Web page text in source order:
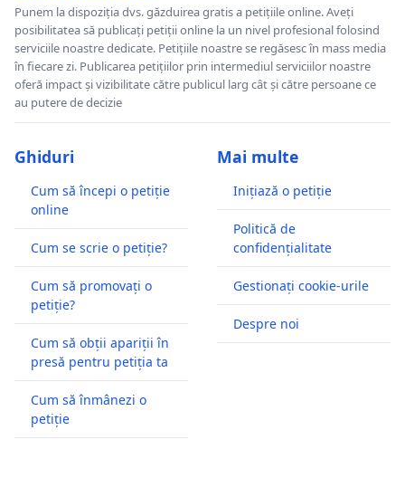
Punem la dispoziția dvs. găzduirea gratis a petițiile online. Aveți
posibilitatea să publicați petiții online la un nivel profesional folosind
serviciile noastre dedicate. Petițiile noastre se regăsesc în mass media
în fiecare zi. Publicarea petițiilor prin intermediul serviciilor noastre
oferă impact și vizibilitate către publicul larg cât și către persoane ce
au putere de decizie
Ghiduri
Cum să începi o petiție
online
Cum se scrie o petiție?
Cum să promovați o
petiție?
Cum să obții apariții în
presă pentru petiția ta
Cum să înmânezi o
petiție
Mai multe
Inițiază o petiție
Politică de
confidențialitate
Gestionați cookie-urile
Despre noi